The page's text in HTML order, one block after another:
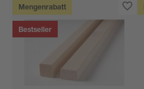
Mengenrabatt
Bestseller